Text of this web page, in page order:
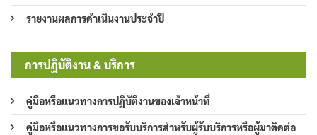
รายงานผลการดำเนินงานประจำปี
การปฏิบัติงาน & บริการ
คู่มือหรือแนวทางการปฏิบัติงานของเจ้าหน้าที่
คู่มือหรือแนวทางการขอรับบริการสำหรับผู้รับบริการหรือผู้มาติดต่อ